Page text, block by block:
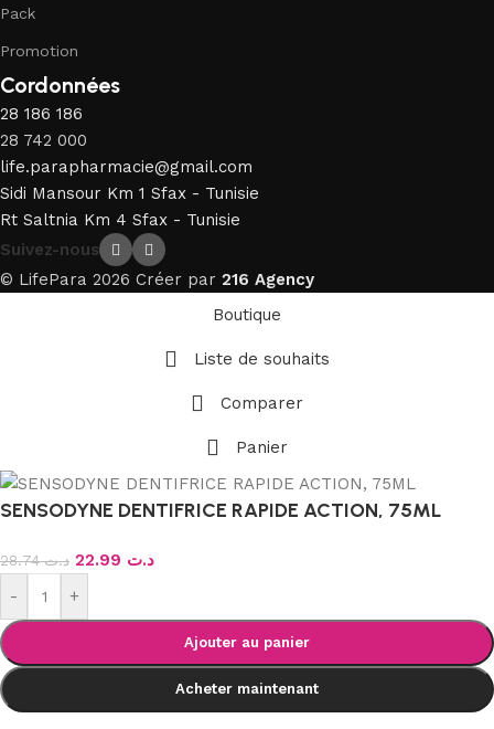
Pack
Promotion
Cordonnées
28 186 186
28 742 000
life.parapharmacie@gmail.com
Sidi Mansour Km 1 Sfax - Tunisie
Rt Saltnia Km 4 Sfax - Tunisie
Suivez-nous
© LifePara 2026 Créer par 216 Agency
Boutique
Liste de souhaits
Comparer
Panier
SENSODYNE DENTIFRICE RAPIDE ACTION, 75ML
د.ت28.74 د.ت
-
+
Ajouter au panier
Acheter maintenant